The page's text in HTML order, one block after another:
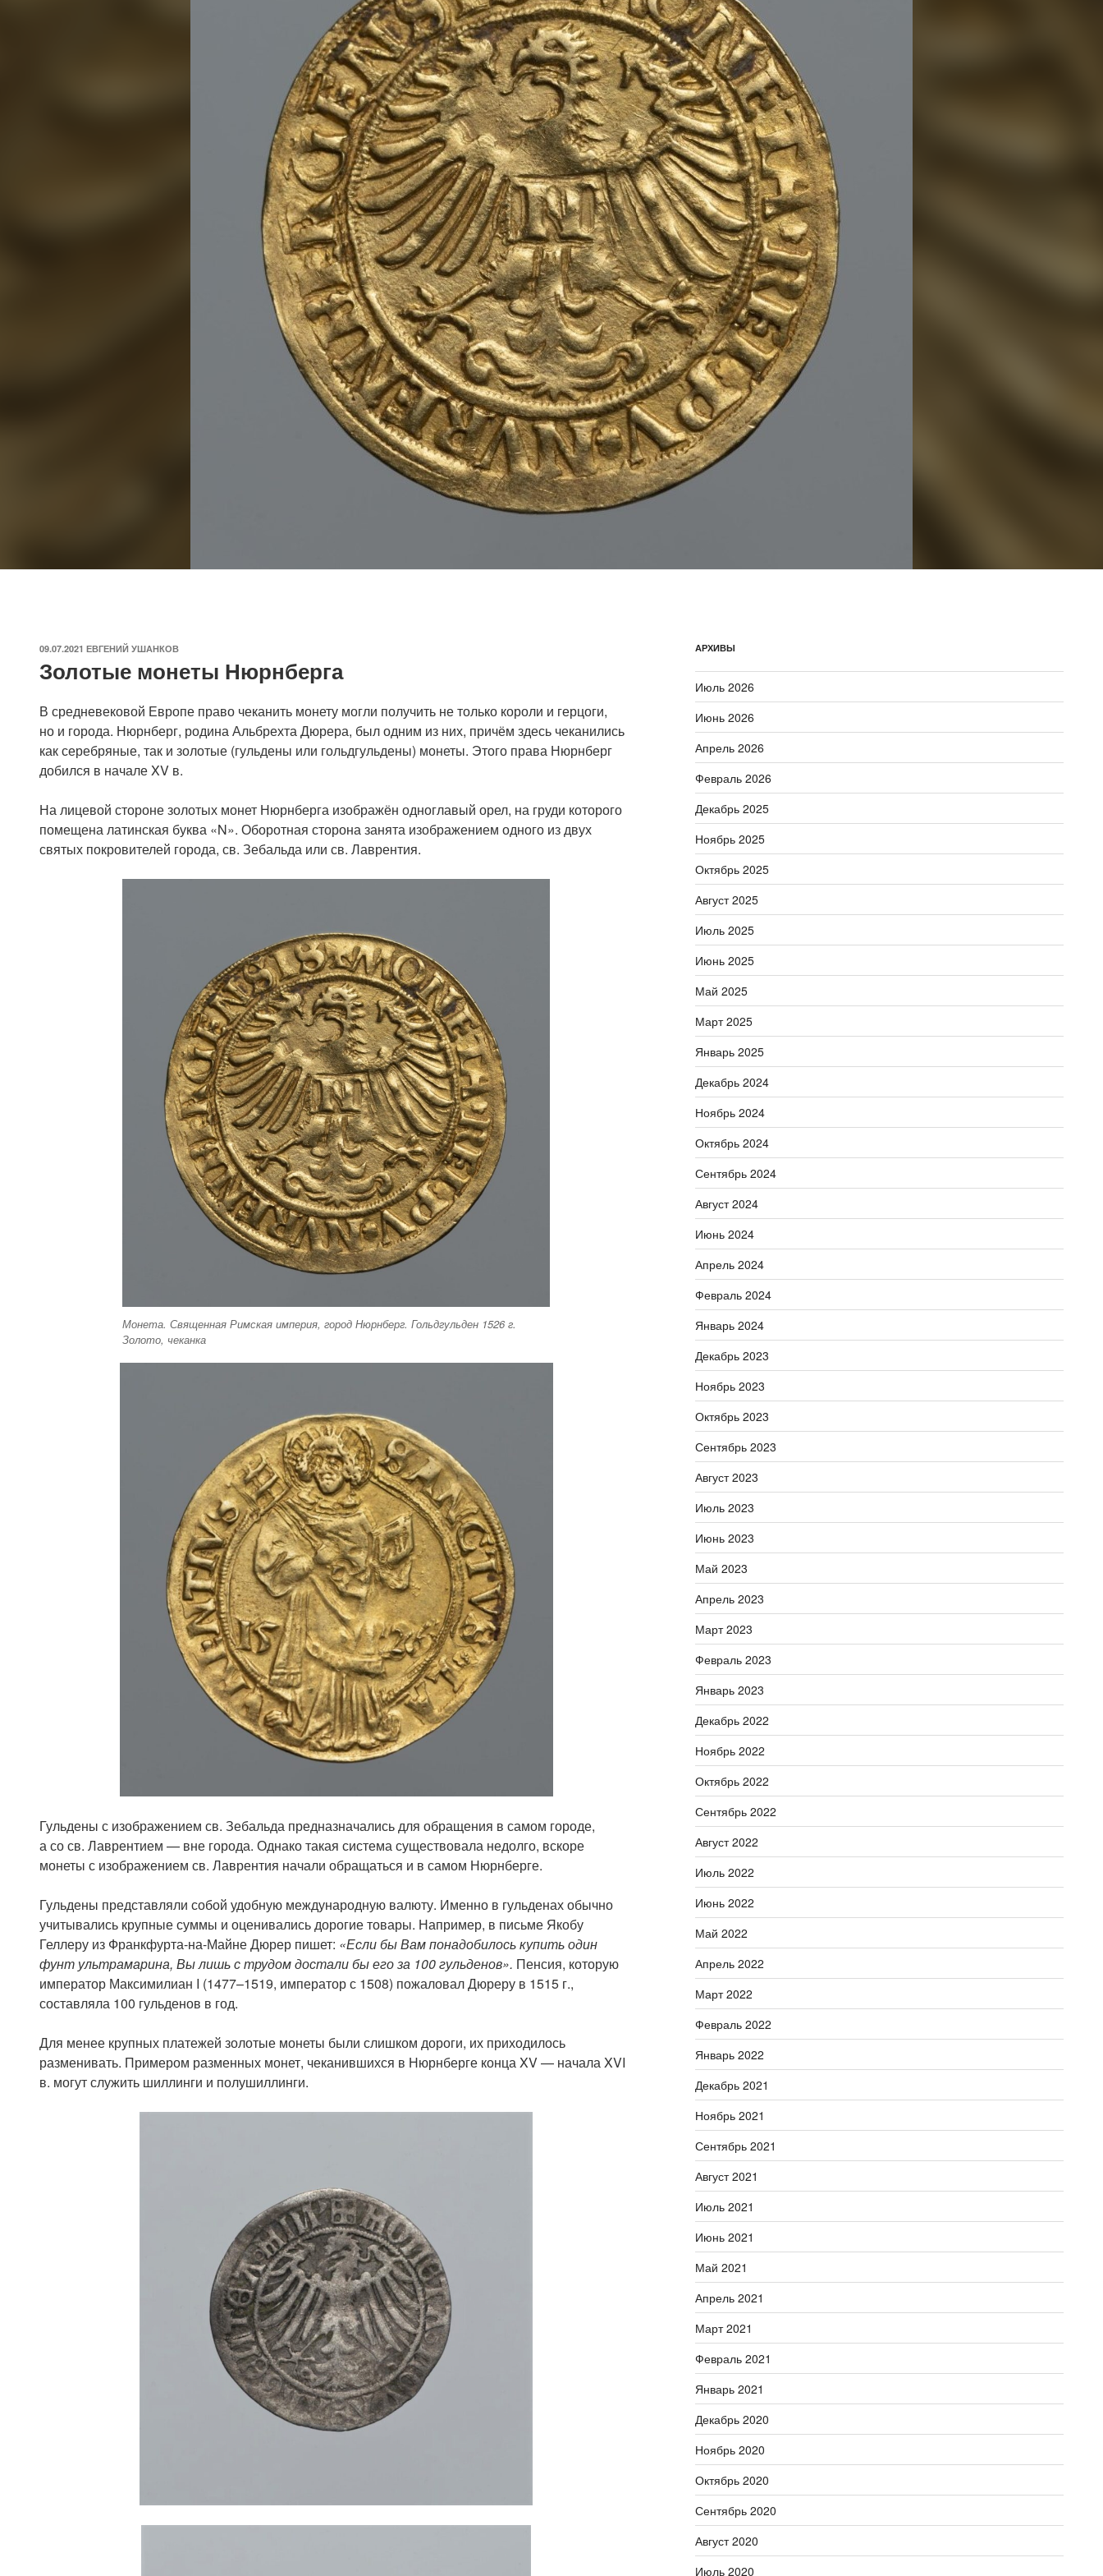
ОПУБЛИКОВАНО
09.07.2021 ЕВГЕНИЙ УШАНКОВ
Золотые монеты Нюрнберга
В средневековой Европе право чеканить монету могли получить не только короли и герцоги,
но и города. Нюрнберг, родина Альбрехта Дюрера, был одним из них, причём здесь чеканились
как серебряные, так и золотые (гульдены или гольдгульдены) монеты. Этого права Нюрнберг
добился в начале XV в.
На лицевой стороне золотых монет Нюрнберга изображён одноглавый орел, на груди которого
помещена латинская буква «N». Оборотная сторона занята изображением одного из двух
святых покровителей города, св. Зебальда или св. Лаврентия.
Монета. Священная Римская империя, город Нюрнберг. Гольдгульден 1526 г.
Золото, чеканка
Гульдены с изображением св. Зебальда предназначались для обращения в самом городе,
а со св. Лаврентием — вне города. Однако такая система существовала недолго, вскоре
монеты с изображением св. Лаврентия начали обращаться и в самом Нюрнберге.
Гульдены представляли собой удобную международную валюту. Именно в гульденах обычно
учитывались крупные суммы и оценивались дорогие товары. Например, в письме Якобу
Геллеру из Франкфурта-на-Майне Дюрер пишет: «Если бы Вам понадобилось купить один
фунт ультрамарина, Вы лишь с трудом достали бы его за 100 гульденов». Пенсия, которую
император Максимилиан I (1477–1519, император с 1508) пожаловал Дюреру в 1515 г.,
составляла 100 гульденов в год.
Для менее крупных платежей золотые монеты были слишком дороги, их приходилось
разменивать. Примером разменных монет, чеканившихся в Нюрнберге конца XV — начала XVI
в. могут служить шиллинги и полушиллинги.
АРХИВЫ
Июль 2026
Июнь 2026
Апрель 2026
Февраль 2026
Декабрь 2025
Ноябрь 2025
Октябрь 2025
Август 2025
Июль 2025
Июнь 2025
Май 2025
Март 2025
Январь 2025
Декабрь 2024
Ноябрь 2024
Октябрь 2024
Сентябрь 2024
Август 2024
Июнь 2024
Апрель 2024
Февраль 2024
Январь 2024
Декабрь 2023
Ноябрь 2023
Октябрь 2023
Сентябрь 2023
Август 2023
Июль 2023
Июнь 2023
Май 2023
Апрель 2023
Март 2023
Февраль 2023
Январь 2023
Декабрь 2022
Ноябрь 2022
Октябрь 2022
Сентябрь 2022
Август 2022
Июль 2022
Июнь 2022
Май 2022
Апрель 2022
Март 2022
Февраль 2022
Январь 2022
Декабрь 2021
Ноябрь 2021
Сентябрь 2021
Август 2021
Июль 2021
Июнь 2021
Май 2021
Апрель 2021
Март 2021
Февраль 2021
Январь 2021
Декабрь 2020
Ноябрь 2020
Октябрь 2020
Сентябрь 2020
Август 2020
Июль 2020